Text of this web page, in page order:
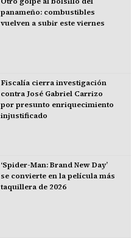
panameño: combustibles
vuelven a subir este viernes
Fiscalía cierra investigación
contra José Gabriel Carrizo
por presunto enriquecimiento
injustificado
‘Spider-Man: Brand New Day’
se convierte en la película más
taquillera de 2026